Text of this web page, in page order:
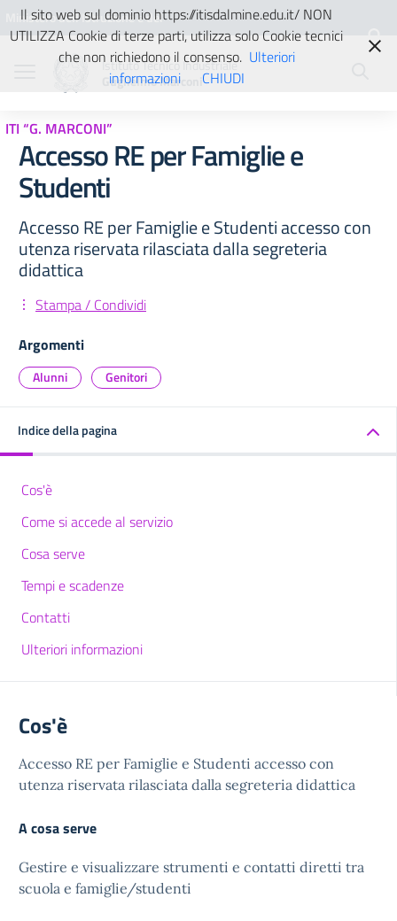
Vai ai contenuti
Vai al menu di navigazione
Vai al footer
Ministero dell'Istruzione e del
Istituto Tecnico Industriale
Guglielmo Marconi
ITI “G. MARCONI”
Accesso RE per Famiglie e
Studenti
Accesso RE per Famiglie e Studenti accesso con
utenza riservata rilasciata dalla segreteria
didattica
Stampa / Condividi
Argomenti
Alunni Genitori
Indice della pagina
Cos'è
Come si accede al servizio
Cosa serve
Tempi e scadenze
Contatti
Ulteriori informazioni
Cos'è
Accesso RE per Famiglie e Studenti accesso con
utenza riservata rilasciata dalla segreteria didattica
A cosa serve
Gestire e visualizzare strumenti e contatti diretti tra
scuola e famiglie/studenti
Il sito web sul dominio https://itisdalmine.edu.it/ NON
UTILIZZA Cookie di terze parti, utilizza solo Cookie tecnici
che non richiedono il consenso. Ulteriori
informazioni
CHIUDI